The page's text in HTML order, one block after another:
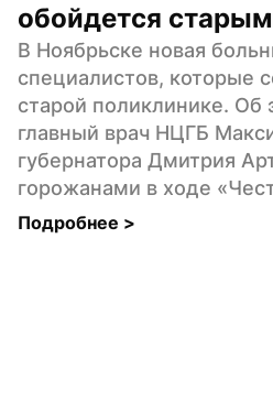
обойдется
В Ноябрьске новая
специалистов, которые
старой поликлинике. Об
главный врач НЦГБ
губернатора Дмитрия
горожанами в ходе
Подробнее >